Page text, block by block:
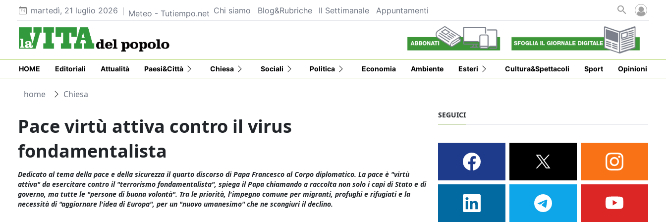
martedì, 21 luglio 2026 Meteo - Tutiempo.net Chi siamo Blog&Rubriche Il Settimanale Appuntamenti
HOME Editoriali Attualità Paesi&Città Chiesa Sociali Politica Economia Ambiente Esteri Cultura&Spettacoli Sport Opinioni
home Chiesa
Pace virtù attiva contro il virus
fondamentalista
Dedicato al tema della pace e della sicurezza il quarto discorso di Papa Francesco al Corpo diplomatico. La pace è "virtù
attiva" da esercitare contro il "terrorismo fondamentalista", spiega il Papa chiamando a raccolta non solo i capi di Stato e di
governo, ma tutte le "persone di buona volontà". Tra le priorità, l'impegno comune per migranti, profughi e rifugiati e la
necessità di "aggiornare l'idea di Europa", per un "nuovo umanesimo" che ne scongiuri il declino.
SEGUICI